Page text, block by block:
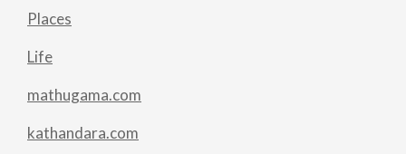
Places
Life
mathugama.com
kathandara.com